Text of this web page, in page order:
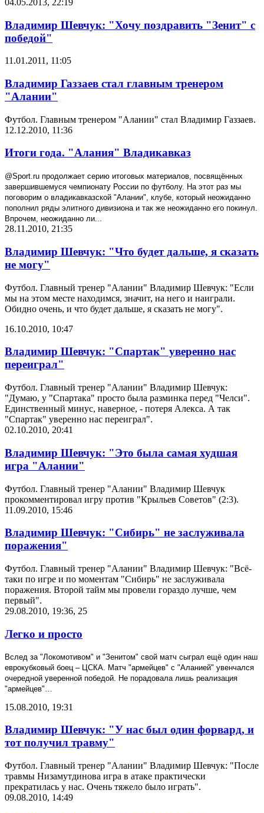
Владимир Шевчук: "Хочу поздравить "Зенит" с
победой"
11.01.2011, 11:05
Владимир Газзаев стал главным тренером
"Алании"
Футбол. Главным тренером "Алании" стал Владимир Газзаев.
12.12.2010, 11:36
Итоги года. "Алания" Владикавказ
@Sport.ru продолжает серию итоговых материалов, посвящённых
завершившемуся чемпионату России по футболу. На этот раз мы
поговорим о владикавказской "Алании", клубе, который неожиданно
пополнил ряды элитного дивизиона и так же неожиданно его покинул.
Впрочем, неожиданно ли...
28.11.2010, 21:35
Владимир Шевчук: "Что будет дальше, я сказать
не могу"
Футбол. Главный тренер "Алании" Владимир Шевчук: "Если
мы на этом месте находимся, значит, на него и наиграли.
Обидно очень, и что будет дальше, я сказать не могу".
16.10.2010, 10:47
Владимир Шевчук: "Спартак" уверенно нас
переиграл"
Футбол. Главный тренер "Алании" Владимир Шевчук:
"Думаю, у "Спартака" просто была разминка перед "Челси".
Единственный минус, наверное, - потеря Алекса. А так
"Спартак" уверенно нас переиграл".
02.10.2010, 20:41
Владимир Шевчук: "Это была самая худшая
игра "Алании"
Футбол. Главный тренер "Алании" Владимир Шевчук
прокомментировал игру против "Крыльев Советов" (2:3).
11.09.2010, 15:46
Владимир Шевчук: "Сибирь" не заслуживала
поражения"
Футбол. Главный тренер "Алании" Владимир Шевчук: "Всё-
таки по игре и по моментам "Сибирь" не заслуживала
поражения. Второй тайм мы провели гораздо лучше, чем
первый".
29.08.2010, 19:36, 25
Легко и просто
Вслед за "Локомотивом" и "Зенитом" свой матч сыграл ещё один наш
еврокубковый боец – ЦСКА. Матч "армейцев" с "Аланией" увенчался
очередной уверенной победой. Не порадовала лишь реализация
"армейцев"…
15.08.2010, 19:31
Владимир Шевчук: "У нас был один форвард, и
тот получил травму"
Футбол. Главный тренер "Алании" Владимир Шевчук: "После
травмы Низамутдинова игра в атаке практически
прекратилась у нас. Очень тяжело было играть".
09.08.2010, 14:49